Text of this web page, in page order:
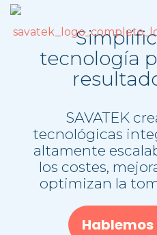
tecnología
SAVATEK
tecnológicas
altamente
los costes,
optimizan la